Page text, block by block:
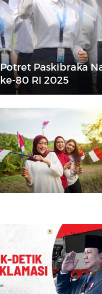
Potret Paskibraka
ke-80 RI 2025